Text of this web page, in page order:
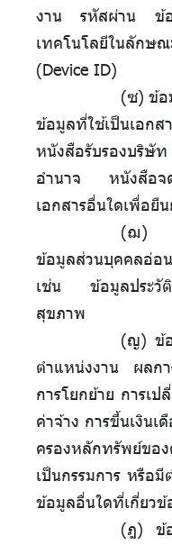
งาน รหัสผ่าน ข้อ
เทคโนโลยีในลัก
(Device ID)
(ซ) .ข้อ
ข้อมูลที่ใช้เป็นเอ
หนังสือรับรองบริ
อำนาจ หนังสือจ
เอกสารอื่นใดเพื่อยื
(ฌ) ข้
ข้อมูลส่วนบุคคลอ่อ
เช่น ข้อมูลประวั
สุขภาพ
(ญ) ข้อ
ตำแหน่งงาน ผลกา
การโยกย้าย การเ
ค่าจ้าง การขึ้นเงิน
ครองหลักทรัพย์ขอ
เป็นกรรมการ หรือ
ข้อมูลอื่นใดที่เกี่ยวข้
(ฎ) ข้